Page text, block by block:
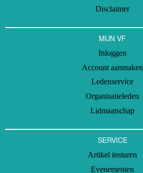
Disclaimer
MIJN VF
Inloggen
Account aanmaken
Ledenservice
Organisatieleden
Lidmaatschap
SERVICE
Artikel insturen
Evenementen